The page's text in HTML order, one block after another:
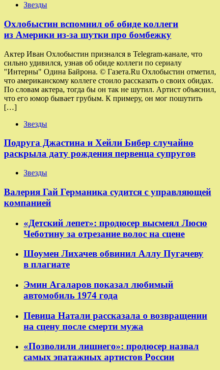
Звезды
Охлобыстин вспомнил об обиде коллеги
из Америки из-за шутки про бомбежку
Актер Иван Охлобыстин признался в Telegram-канале, что
сильно удивился, узнав об обиде коллеги по сериалу
"Интерны" Одина Байрона. © Газета.Ru Охлобыстин отметил,
что американскому коллеге стоило рассказать о своих обидах.
По словам актера, тогда бы он так не шутил. Артист объяснил,
что его юмор бывает грубым. К примеру, он мог пошутить
[…]
Звезды
Подруга Джастина и Хейли Бибер случайно
раскрыла дату рождения первенца супругов
Звезды
Валерия Гай Германика судится с управляющей
компанией
«Детский лепет»: продюсер высмеял Люсю
Чеботину за отрезание волос на сцене
Шоумен Лихачев обвинил Аллу Пугачеву
в плагиате
Эмин Агаларов показал любимый
автомобиль 1974 года
Певица Натали рассказала о возвращении
на сцену после смерти мужа
«Позволили лишнего»: продюсер назвал
самых эпатажных артистов России